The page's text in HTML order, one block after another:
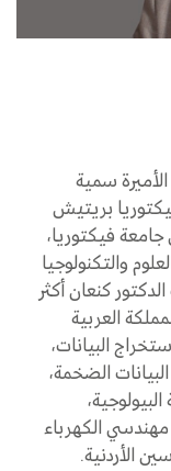
سمية
بريتيش
فيكتوريا،
والتكنولوجيا
كنعان أكثر
العربية
البيانات،
الضخمة،
الكهرباء